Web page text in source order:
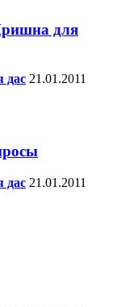
для
дас 21.01.2011
дас 21.01.2011